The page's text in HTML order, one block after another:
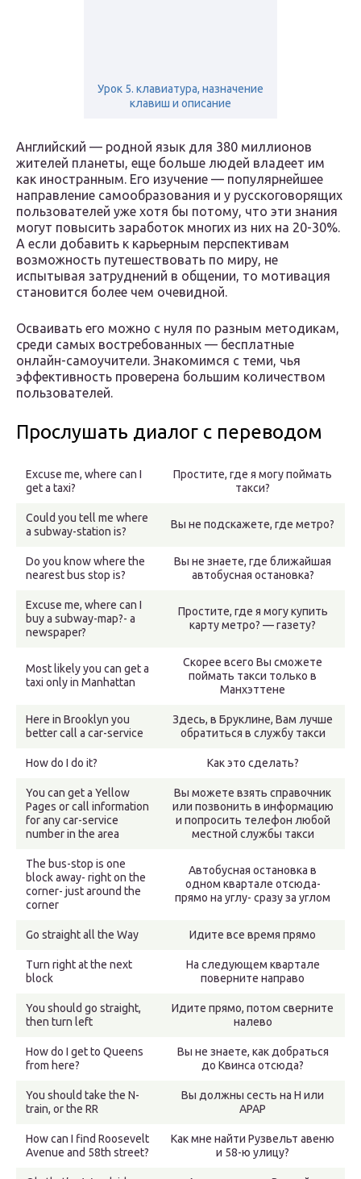
Урок 5. клавиатура, назначение
клавиш и описание
Английский — родной язык для 380 миллионов
жителей планеты, еще больше людей владеет им
как иностранным. Его изучение — популярнейшее
направление самообразования и у русскоговорящих
пользователей уже хотя бы потому, что эти знания
могут повысить заработок многих из них на 20-30%.
А если добавить к карьерным перспективам
возможность путешествовать по миру, не
испытывая затруднений в общении, то мотивация
становится более чем очевидной.
Осваивать его можно с нуля по разным методикам,
среди самых востребованных — бесплатные
онлайн-самоучители. Знакомимся с теми, чья
эффективность проверена большим количеством
пользователей.
Прослушать диалог с переводом
Excuse me, where can I
get a taxi?
Простите, где я могу поймать
такси?
Could you tell me where
a subway-station is?
Вы не подскажете, где метро?
Do you know where the
nearest bus stop is?
Вы не знаете, где ближайшая
автобусная остановка?
Excuse me, where can I
buy a subway-map?- a
newspaper?
Простите, где я могу купить
карту метро? — газету?
Most likely you can get a
taxi only in Manhattan
Скорее всего Вы сможете
поймать такси только в
Манхэттене
Here in Brooklyn you
better call a car-service
Здесь, в Бруклине, Вам лучше
обратиться в службу такси
How do I do it? Как это сделать?
You can get a Yellow
Pages or call information
for any car-service
number in the area
Вы можете взять справочник
или позвонить в информацию
и попросить телефон любой
местной службы такси
The bus-stop is one
block away- right on the
corner- just around the
corner
Автобусная остановка в
одном квартале отсюда-
прямо на углу- сразу за углом
Go straight all the Way Идите все время прямо
Turn right at the next
block
На следующем квартале
поверните направо
You should go straight,
then turn left
Идите прямо, потом сверните
налево
How do I get to Queens
from here?
Вы не знаете, как добраться
до Квинса отсюда?
You should take the N-
train, or the RR
Вы должны сесть на Н или
АРАР
How can I find Roosevelt
Avenue and 58th street?
Как мне найти Рузвельт авеню
и 58-ю улицу?